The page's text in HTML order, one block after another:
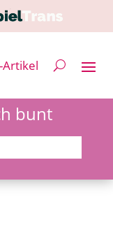
Artikel
bunt